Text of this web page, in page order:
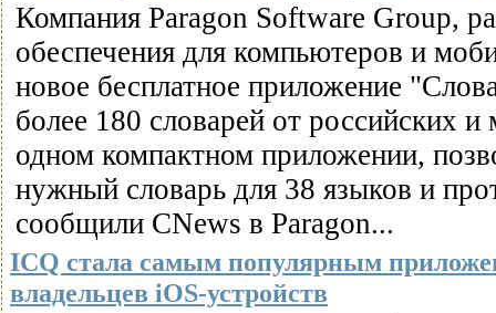
Компания Paragon Software Group,
обеспечения для компьютеров и
новое бесплатное приложение
более 180 словарей от российских
одном компактном приложении,
нужный словарь для 38 языков и
сообщили CNews в Paragon...
ICQ стала самым популярным
владельцев iOS-устройств